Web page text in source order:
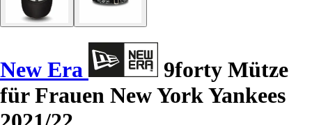
New Era
9forty Mütze
für Frauen New York Yankees